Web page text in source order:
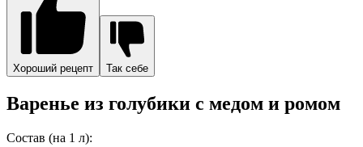
Хороший рецепт Так себе
Варенье из голубики с медом и ромом
Состав (на 1 л):